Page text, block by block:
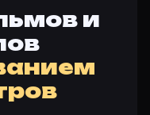
(1933) — на
(1933) в Movie
(1933)»:
и